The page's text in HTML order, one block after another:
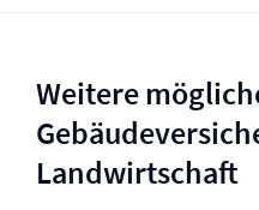
Weitere
Landwirtschaft